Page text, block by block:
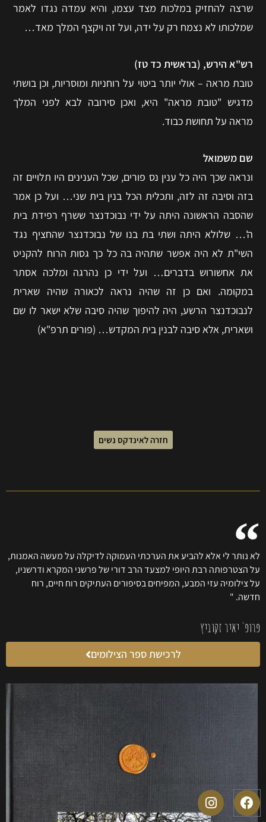
שרצה להחזיק במלכות מצד עצמו, והיא עמדה נגדו לאמר
שמלכותו לא נצמח רק על ידה, ועל זה ויקצף המלך מאד…
רש"א הירש, (בראשית כד טז)
טובת מראה – אולי יותר ביטוי על רוחניות ומוסריות, וכן בושתי
מדגיש "טובת מראה" היא, ואכן סירובה לבא לפני המלך
מראה על תחושת כבוד.
שם משמואל
ונראה שכך היה כל ענין נס פורים, שכל הענינים היו תלויים זה
בזה וסיבה זה לזה, ותכלית הכל בנין בית שני… ועל כן אמר
שהסבה הראשונה היתה על ידי נבוכדנצר ששרף רפידת בית
ה'… שלולא היתה ושתי בת בנו של נבוכדנצר שהחציף נגד
השי"ת לא היה אפשר שתהיה בה כל כך גסות הרוח להקניט
את אחשורוש בדברים… ועל ידי כן נהרגה ומלכה אסתר
במקומה. ואם כן זה שהיה נראה לכאורה שהיה שארית
לנבוכדנצר הרשע, היה להיפוך שהיה סיבה שלא ישאר לו שם
ושארית, אלא סיבה לבנין בית המקדש… (פורים תרפ"א)
חזרה לאינדקס נשים
לא נותר לי אלא להביע את הערכתי העמוקה לדיקלה על מעשה האמנות,
על הצטרפותה רבת היופי למצעד הרב דורי של פרשני המקרא ודרשניו,
על צילומיה עזי המבע, המפיחים בסיפורים העתיקים רוח חיים, רוח
חדשה. "
פרופ' יאיר זקוביץ
לרכישת ספר הצילומים